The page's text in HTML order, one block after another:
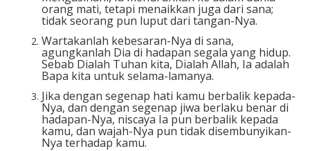
orang mati, tetapi menaikkan juga dari sana;
tidak seorang pun luput dari tangan-Nya.
Wartakanlah kebesaran-Nya di sana,
agungkanlah Dia di hadapan segala yang hidup.
Sebab Dialah Tuhan kita, Dialah Allah, Ia adalah
Bapa kita untuk selama-lamanya.
Jika dengan segenap hati kamu berbalik kepada-
Nya, dan dengan segenap jiwa berlaku benar di
hadapan-Nya, niscaya Ia pun berbalik kepada
kamu, dan wajah-Nya pun tidak disembunyikan-
Nya terhadap kamu.